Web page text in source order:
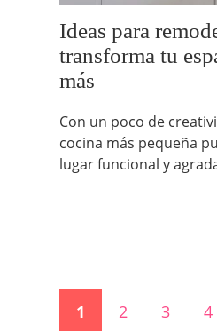
Ideas para
transforma tu
más
Con un poco de
cocina más pequeña
lugar funcional y
1 2 3 4